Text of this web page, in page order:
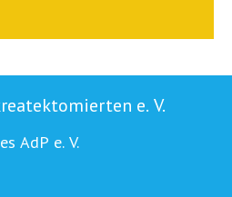
e. V.
AdP e. V.